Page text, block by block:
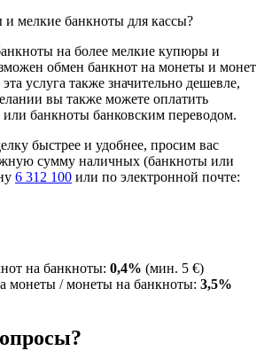
мелкие банкноты для кассы?
на более мелкие купюры и
обмен банкнот на монеты и монет
услуга также значительно дешевле,
вы также можете оплатить
банкноты банковским переводом.
быстрее и удобнее, просим вас
сумму наличных (банкноты или
6 312 100 или по электронной почте:
на банкноты: 0,4% (мин. 5 €)
монеты / монеты на банкноты: 3,5%